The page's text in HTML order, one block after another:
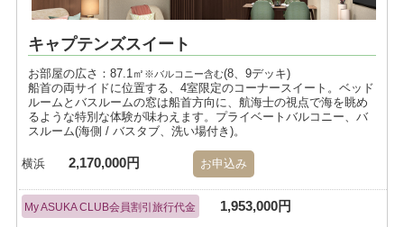
キャプテンズスイート
お部屋の広さ：87.1㎡ ※バルコニー含む(8、9デッキ)
船首の両サイドに位置する、4室限定のコーナースイート。ベッド
ルームとバスルームの窓は船首方向に、航海士の視点で海を眺め
るような特別な体験が味わえます。プライベートバルコニー、バ
スルーム(海側 / バスタブ、洗い場付き)。
横浜 2,170,000円 お申込み
My ASUKA CLUB会員割引旅行代金 1,953,000円